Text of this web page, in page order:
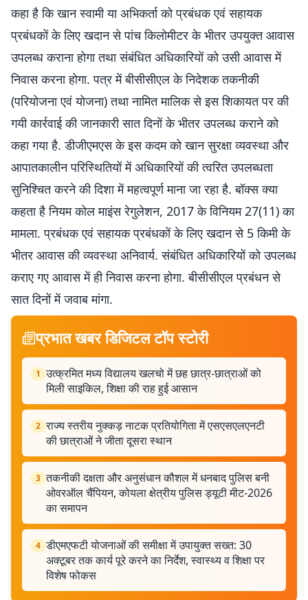
कहा है कि खान स्वामी या अभिकर्ता को प्रबंधक एवं सहायक
प्रबंधकों के लिए खदान से पांच किलोमीटर के भीतर उपयुक्त आवास
उपलब्ध कराना होगा तथा संबंधित अधिकारियों को उसी आवास में
निवास करना होगा. पत्र में बीसीसीएल के निदेशक तकनीकी
(परियोजना एवं योजना) तथा नामित मालिक से इस शिकायत पर की
गयी कार्रवाई की जानकारी सात दिनों के भीतर उपलब्ध कराने को
कहा गया है. डीजीएमएस के इस कदम को खान सुरक्षा व्यवस्था और
आपातकालीन परिस्थितियों में अधिकारियों की त्वरित उपलब्धता
सुनिश्चित करने की दिशा में महत्वपूर्ण माना जा रहा है. बॉक्स क्या
कहता है नियम कोल माइंस रेगुलेशन, 2017 के विनियम 27(11) का
मामला. प्रबंधक एवं सहायक प्रबंधकों के लिए खदान से 5 किमी के
भीतर आवास की व्यवस्था अनिवार्य. संबंधित अधिकारियों को उपलब्ध
कराए गए आवास में ही निवास करना होगा. बीसीसीएल प्रबंधन से
सात दिनों में जवाब मांगा.
प्रभात खबर डिजिटल टॉप स्टोरी
1 उत्क्रमित मध्य विद्यालय खलचो में छह छात्र-छात्राओं को
मिली साइकिल, शिक्षा की राह हुई आसान
2 राज्य स्तरीय नुक्कड़ नाटक प्रतियोगिता में एसएसएलएनटी
की छात्राओं ने जीता दूसरा स्थान
3 तकनीकी दक्षता और अनुसंधान कौशल में धनबाद पुलिस बनी
ओवरऑल चैंपियन, कोयला क्षेत्रीय पुलिस ड्यूटी मीट-2026
का समापन
4 डीएमएफटी योजनाओं की समीक्षा में उपायुक्त सख्त: 30
अक्टूबर तक कार्य पूरे करने का निर्देश, स्वास्थ्य व शिक्षा पर
विशेष फोकस